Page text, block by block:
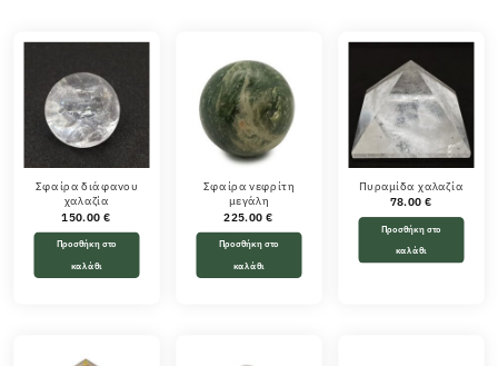
Σφαίρα διάφανου
χαλαζία
150.00€
Προσθήκη στο
καλάθι
Σφαίρα νεφρίτη
μεγάλη
225.00€
Προσθήκη στο
καλάθι
Πυραμίδα χαλαζία
78.00€
Προσθήκη στο
καλάθι